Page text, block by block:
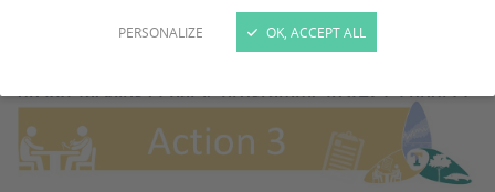
PERSONALIZE OK, ACCEPT ALL
La dimension transformative de l’action publique et de
du RRI Tackling et par le programme JustACT. Lundi 27
mai 2024, de 14h00 à 17h00.